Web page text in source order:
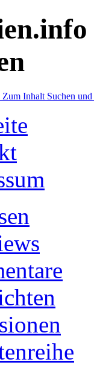
Zum Inhalt Suchen